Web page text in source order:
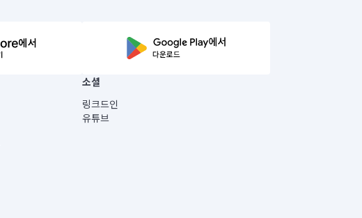
소셜
링크드인
유튜브